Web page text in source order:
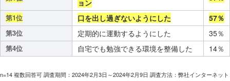
ョン
第1位 口を出し過ぎないようにした 57％
第3位 定期的に運動するようにした 35％
第4位 自宅でも勉強できる環境を整備した 14％
n=14 複数回答可 調査期間：2024年2月3日～2024年2月9日 調査方法：弊社インターネット